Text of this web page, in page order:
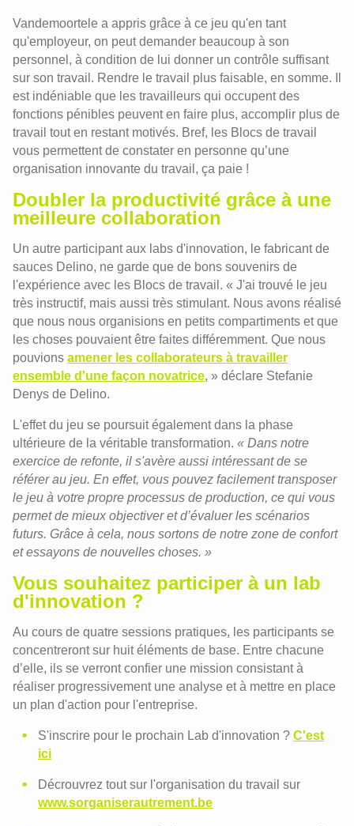
Vandemoortele a appris grâce à ce jeu qu'en tant
qu'employeur, on peut demander beaucoup à son
personnel, à condition de lui donner un contrôle suffisant
sur son travail. Rendre le travail plus faisable, en somme. Il
est indéniable que les travailleurs qui occupent des
fonctions pénibles peuvent en faire plus, accomplir plus de
travail tout en restant motivés. Bref, les Blocs de travail
vous permettent de constater en personne qu’une
organisation innovante du travail, ça paie !
Doubler la productivité grâce à une
meilleure collaboration
Un autre participant aux labs d'innovation, le fabricant de
sauces Delino, ne garde que de bons souvenirs de
l'expérience avec les Blocs de travail. « J'ai trouvé le jeu
très instructif, mais aussi très stimulant. Nous avons réalisé
que nous nous organisions en petits compartiments et que
les choses pouvaient être faites différemment. Que nous
pouvions amener les collaborateurs à travailler
ensemble d'une façon novatrice, » déclare Stefanie
Denys de Delino.
L'effet du jeu se poursuit également dans la phase
ultérieure de la véritable transformation. « Dans notre
exercice de refonte, il s'avère aussi intéressant de se
référer au jeu. En effet, vous pouvez facilement transposer
le jeu à votre propre processus de production, ce qui vous
permet de mieux objectiver et d’évaluer les scénarios
futurs. Grâce à cela, nous sortons de notre zone de confort
et essayons de nouvelles choses. »
Vous souhaitez participer à un lab
d'innovation ?
Au cours de quatre sessions pratiques, les participants se
concentreront sur huit éléments de base. Entre chacune
d’elle, ils se verront confier une mission consistant à
réaliser progressivement une analyse et à mettre en place
un plan d'action pour l'entreprise.
S'inscrire pour le prochain Lab d'innovation ? C'est
ici
Décrouvrez tout sur l'organisation du travail sur
www.sorganiserautrement.be